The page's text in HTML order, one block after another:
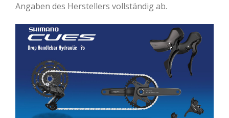
Angaben des Herstellers vollständig ab.